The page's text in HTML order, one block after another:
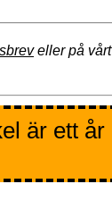
eller på vårt
är ett år